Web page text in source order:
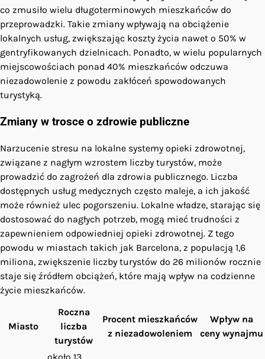
co zmusiło wielu długoterminowych mieszkańców do
przeprowadzki. Takie zmiany wpływają na obciążenie
lokalnych usług, zwiększając koszty życia nawet o 50% w
gentryfikowanych dzielnicach. Ponadto, w wielu popularnych
miejscowościach ponad 40% mieszkańców odczuwa
niezadowolenie z powodu zakłóceń spowodowanych
turystyką.
Zmiany w trosce o zdrowie publiczne
Narzucenie stresu na lokalne systemy opieki zdrowotnej,
związane z nagłym wzrostem liczby turystów, może
prowadzić do zagrożeń dla zdrowia publicznego. Liczba
dostępnych usług medycznych często maleje, a ich jakość
może również ulec pogorszeniu. Lokalne władze, starając się
dostosować do nagłych potrzeb, mogą mieć trudności z
zapewnieniem odpowiedniej opieki zdrowotnej. Z tego
powodu w miastach takich jak Barcelona, z populacją 1,6
miliona, zwiększenie liczby turystów do 26 milionów rocznie
staje się źródłem obciążeń, które mają wpływ na codzienne
życie mieszkańców.
Miasto
Roczna
liczba
turystów
Procent mieszkańców
z niezadowoleniem
Wpływ na
ceny wynajmu